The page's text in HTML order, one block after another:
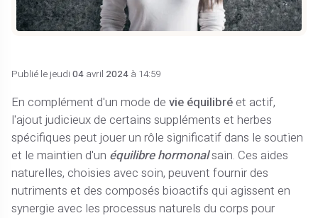
Publié le jeudi04 avril 2024 à 14:59
En complément d'un mode devie équilibréet actif,
l'ajout judicieux de certains suppléments et herbes
spécifiques peut jouer un rôle significatif dans le soutien
et le maintien d'un équilibre hormonalsain. Ces aides
naturelles, choisies avec soin, peuvent fournir des
nutriments et des composés bioactifs qui agissent en
synergie avec les processus naturels du corps pour